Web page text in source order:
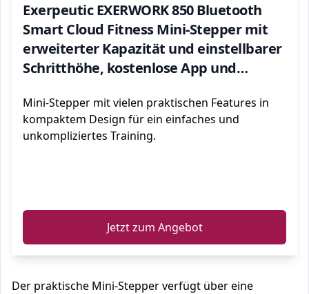
Exerpeutic EXERWORK 850 Bluetooth
Smart Cloud Fitness Mini-Stepper mit
erweiterter Kapazität und einstellbarer
Schritthöhe, kostenlose App und
Mini-Stepper mit vielen praktischen Features in
kompaktem Design für ein einfaches und
unkompliziertes Training.
Jetzt zum Angebot
Der praktische Mini-Stepper verfügt über eine